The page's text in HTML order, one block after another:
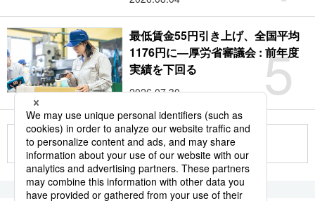
5
最低賃金55円引き上げ、全国平均
1176円に―厚労省審議会 : 前年度
実績を下回る
2026.07.30
もっと見る